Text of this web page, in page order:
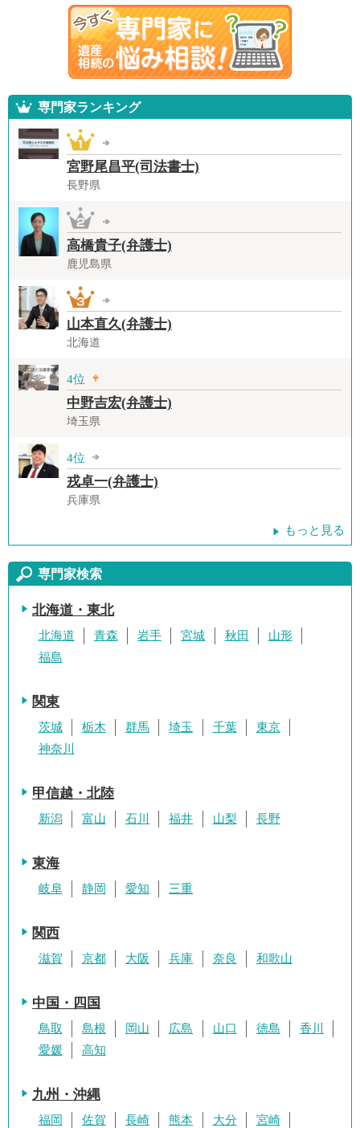
専門家ランキング
宮野尾昌平(司法書士)
長野県
高橋貴子(弁護士)
鹿児島県
山本直久(弁護士)
北海道
4位
中野吉宏(弁護士)
埼玉県
4位
戎卓一(弁護士)
兵庫県
もっと見る
専門家検索
北海道・東北
北海道 青森 岩手 宮城 秋田
山形
福島
関東
茨城 栃木 群馬 埼玉 千葉
東京
神奈川
甲信越・北陸
新潟 富山 石川 福井 山梨 長野
東海
岐阜 静岡 愛知 三重
関西
滋賀 京都 大阪 兵庫 奈良 和歌山
中国・四国
鳥取 島根 岡山 広島 山口 徳島
香川
愛媛
高知
九州・沖縄
福岡 佐賀 長崎 熊本 大分
宮崎